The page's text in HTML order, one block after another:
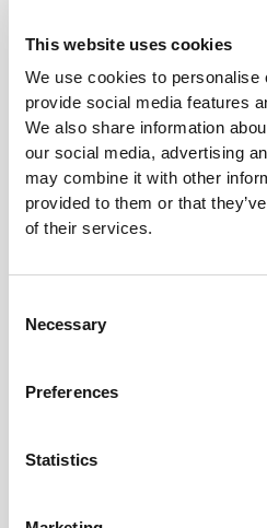
This website uses cookies
We use cookies to personalise
provide social media features
We also share information
our social media, advertising
may combine it with other
provided to them or that
of their services.
Selection
Necessary
Preferences
Statistics
Μπάρα Φυστικοβούτυρου με
Λευκή Σοκολάτα - Λευκή
Σοκολάτα x3
€4.47